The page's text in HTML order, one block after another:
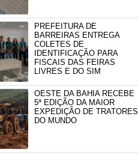
PREFEITURA DE
BARREIRAS ENTREGA
COLETES DE
IDENTIFICAÇÃO PARA
FISCAIS DAS FEIRAS
LIVRES E DO SIM
OESTE DA BAHIA RECEBE
5ª EDIÇÃO DA MAIOR
EXPEDIÇÃO DE TRATORES
DO MUNDO